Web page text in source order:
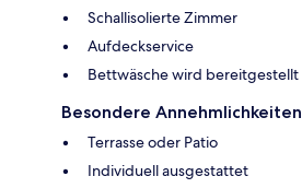
Schallisolierte Zimmer
Aufdeckservice
Bettwäsche wird bereitgestellt
Besondere Annehmlichkeiten
Terrasse oder Patio
Individuell ausgestattet